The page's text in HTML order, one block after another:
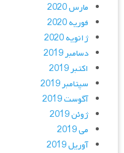
مارس 2020
فوریه 2020
ژانویه 2020
دسامبر 2019
اکتبر 2019
سپتامبر 2019
آگوست 2019
ژوئن 2019
می 2019
آوریل 2019